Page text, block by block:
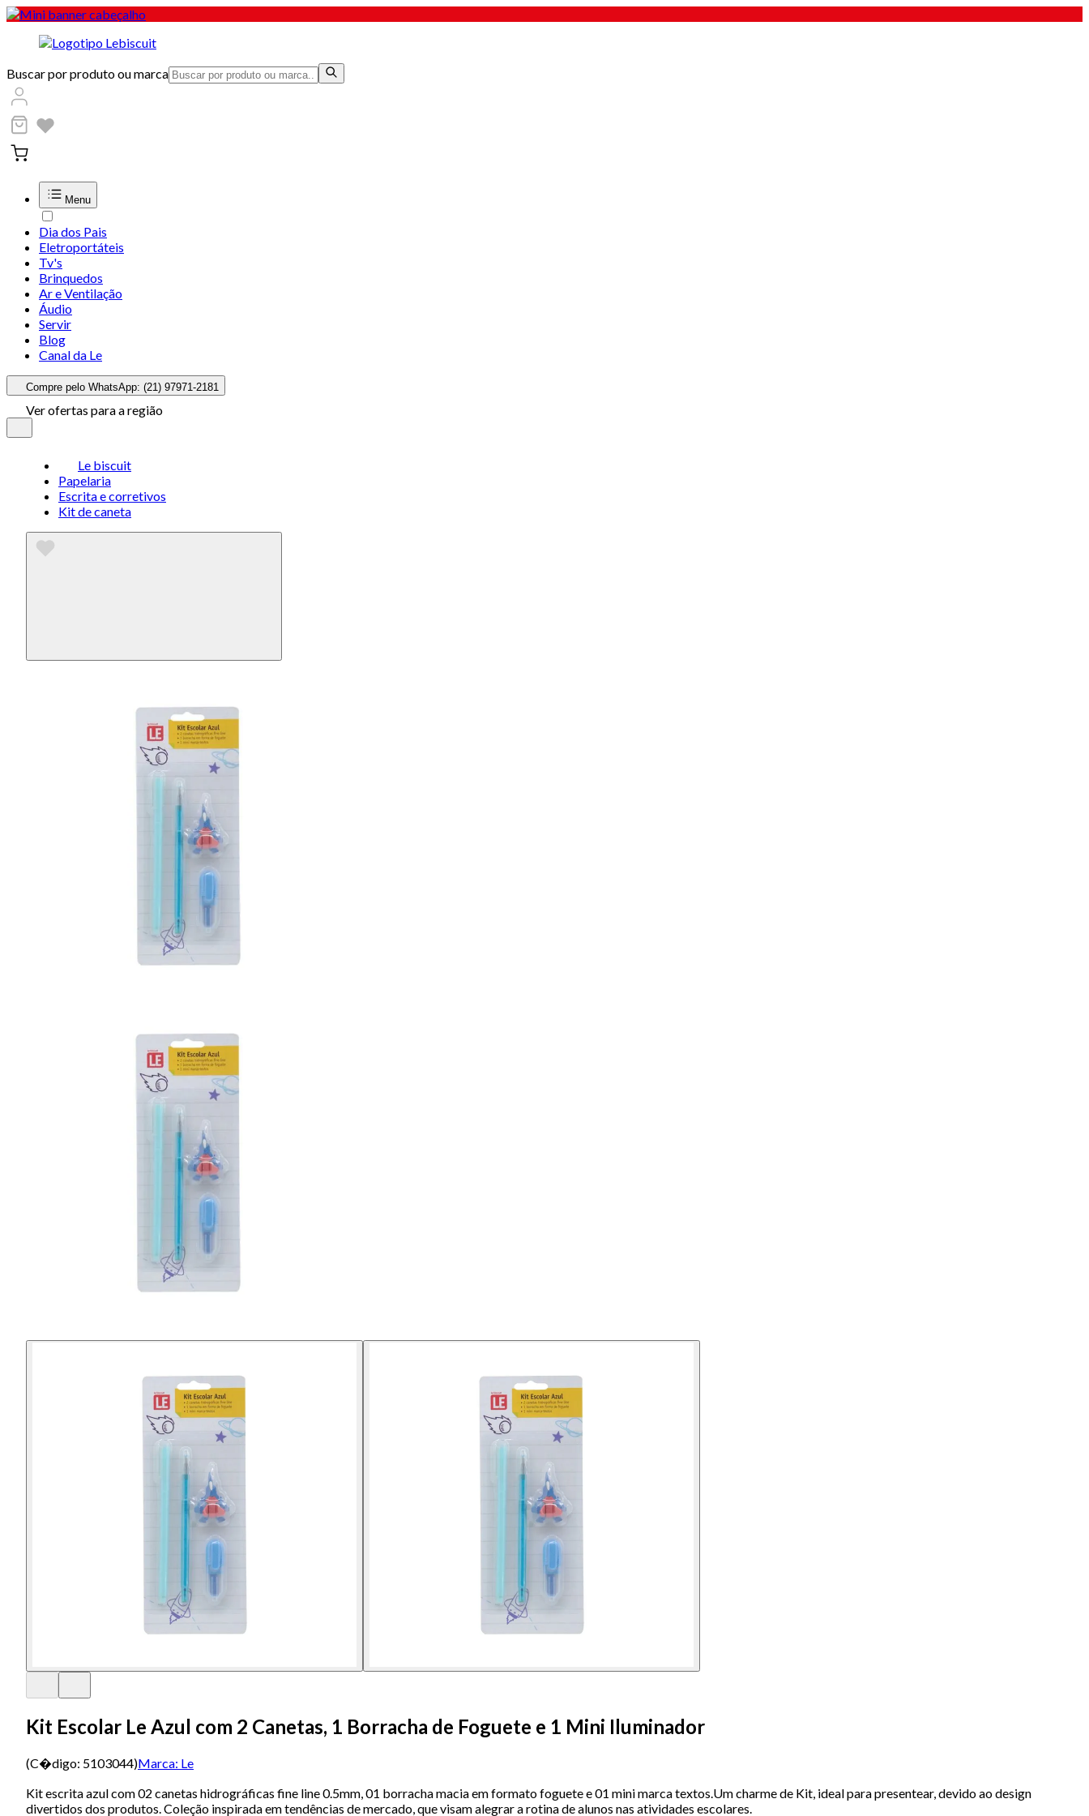
Buscar por produto ou marca
Menu
Dia dos Pais
Eletroportáteis
Tv's
Brinquedos
Ar e Ventilação
Áudio
Servir
Blog
Canal da Le
Compre pelo WhatsApp: (21) 97971-2181
Ver ofertas para a região
Le biscuit
Papelaria
Escrita e corretivos
Kit de caneta
Kit Escolar Le Azul com 2 Canetas, 1 Borracha de Foguete e 1 Mini Iluminador
(C�digo: 5103044)Marca: Le
Kit escrita azul com 02 canetas hidrográficas fine line 0.5mm, 01 borracha macia em formato foguete e 01 mini marca textos.Um charme de Kit, ideal para presentear, devido ao design
divertidos dos produtos. Coleção inspirada em tendências de mercado, que visam alegrar a rotina de alunos nas atividades escolares.